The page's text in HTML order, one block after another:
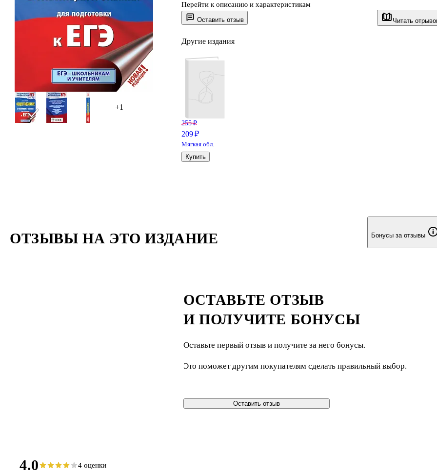
+1
Оставить отзыв Читать
материал.
Справочник может быть использован учащимися в процессе изучения
дисциплин образовательных организаций и структур довузовской
подготовки.
Перейти к описанию и характеристикам
Другие издания
255 ₽
209 ₽
Мягкая обл.
Купить
ОТЗЫВЫ НА ЭТО ИЗДАНИЕ Бонусы за отзывы
ОСТАВЬТЕ ОТЗЫВ
И ПОЛУЧИТЕ БОНУСЫ
Оставьте первый отзыв и получите за него бонусы.
Это поможет другим покупателям сделать правильный выбор.
Оставить отзыв
4.0 4 оценки